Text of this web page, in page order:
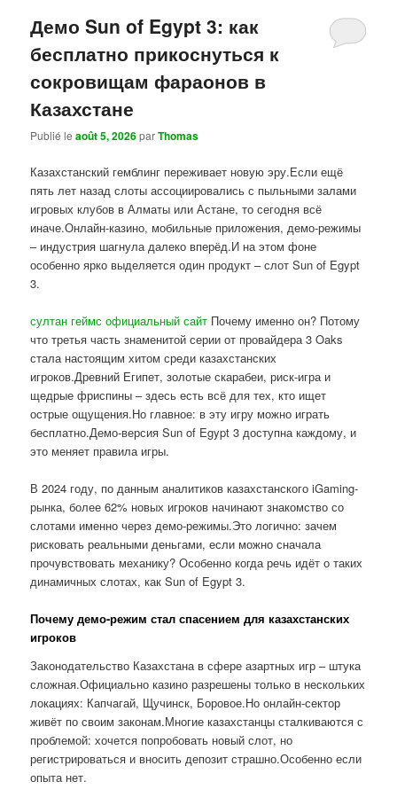
Демо Sun of Egypt 3: как
бесплатно прикоснуться к
сокровищам фараонов в
Казахстане
Publié leaoût 5, 2026parThomas
Казахстанский гемблинг переживает новую эру.Если ещё
пять лет назад слоты ассоциировались с пыльными залами
игровых клубов в Алматы или Астане, то сегодня всё
иначе.Онлайн-казино, мобильные приложения, демо-режимы
– индустрия шагнула далеко вперёд.И на этом фоне
особенно ярко выделяется один продукт – слот Sun of Egypt
3.
султан геймс официальный сайт Почему именно он? Потому
что третья часть знаменитой серии от провайдера 3 Oaks
стала настоящим хитом среди казахстанских
игроков.Древний Египет, золотые скарабеи, риск-игра и
щедрые фриспины – здесь есть всё для тех, кто ищет
острые ощущения.Но главное: в эту игру можно играть
бесплатно.Демо-версия Sun of Egypt 3 доступна каждому, и
это меняет правила игры.
В 2024 году, по данным аналитиков казахстанского iGaming-
рынка, более 62% новых игроков начинают знакомство со
слотами именно через демо-режимы.Это логично: зачем
рисковать реальными деньгами, если можно сначала
прочувствовать механику? Особенно когда речь идёт о таких
динамичных слотах, как Sun of Egypt 3.
Почему демо-режим стал спасением для казахстанских
игроков
Законодательство Казахстана в сфере азартных игр – штука
сложная.Официально казино разрешены только в нескольких
локациях: Капчагай, Щучинск, Боровое.Но онлайн-сектор
живёт по своим законам.Многие казахстанцы сталкиваются с
проблемой: хочется попробовать новый слот, но
регистрироваться и вносить депозит страшно.Особенно если
опыта нет.